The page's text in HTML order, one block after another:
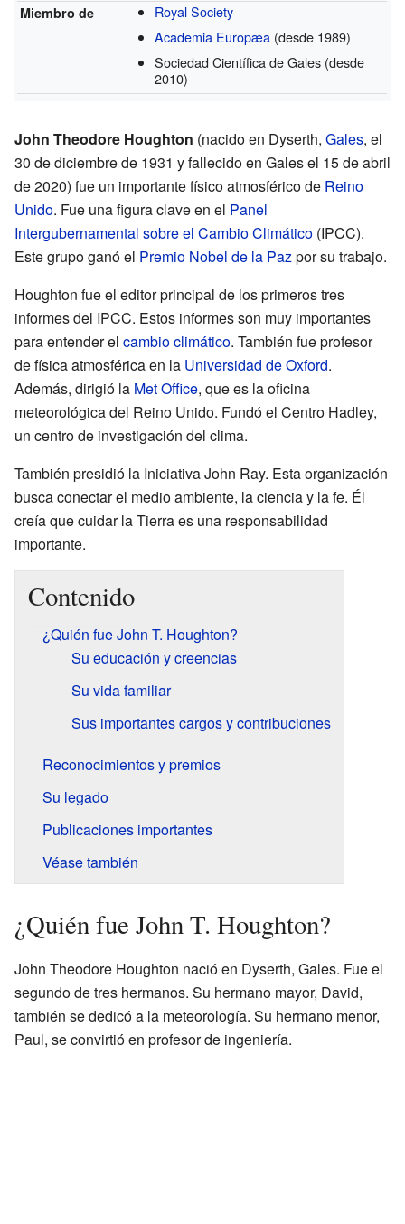
Miembro de
Royal Society
Academia Europæa (desde 1989)
Sociedad Científica de Gales (desde
2010)
John Theodore Houghton (nacido en Dyserth, Gales, el
30 de diciembre de 1931 y fallecido en Gales el 15 de abril
de 2020) fue un importante físico atmosférico de Reino
Unido. Fue una figura clave en el Panel
Intergubernamental sobre el Cambio Climático (IPCC).
Este grupo ganó el Premio Nobel de la Pazpor su trabajo.
Houghton fue el editor principal de los primeros tres
informes del IPCC. Estos informes son muy importantes
para entender el cambio climático. También fue profesor
de física atmosférica en la Universidad de Oxford.
Además, dirigió la Met Office, que es la oficina
meteorológica del Reino Unido. Fundó el Centro Hadley,
un centro de investigación del clima.
También presidió la Iniciativa John Ray. Esta organización
busca conectar el medio ambiente, la ciencia y la fe. Él
creía que cuidar la Tierra es una responsabilidad
importante.
Contenido
¿Quién fue John T. Houghton?
Su educación y creencias
Su vida familiar
Sus importantes cargos y contribuciones
Reconocimientos y premios
Su legado
Publicaciones importantes
Véase también
¿Quién fue John T. Houghton?
John Theodore Houghton nació en Dyserth, Gales. Fue el
segundo de tres hermanos. Su hermano mayor, David,
también se dedicó a la meteorología. Su hermano menor,
Paul, se convirtió en profesor de ingeniería.